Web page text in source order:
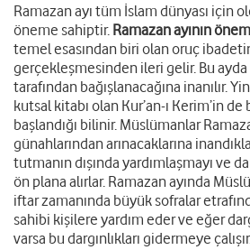
Ramazan ayı tüm İslam dünyası için
öneme sahiptir. Ramazan ayının
temel esasından biri olan oruç
gerçekleşmesinden ileri gelir. Bu
tarafından bağışlanacağına inanılır.
kutsal kitabı olan Kur’an-ı Kerim’in
başlandığı bilinir. Müslümanlar
günahlarından arınacaklarına
tutmanın dışında yardımlaşmayı ve
ön plana alırlar. Ramazan ayında
iftar zamanında büyük sofralar
sahibi kişilere yardım eder ve eğer
varsa bu dargınlıkları gidermeye